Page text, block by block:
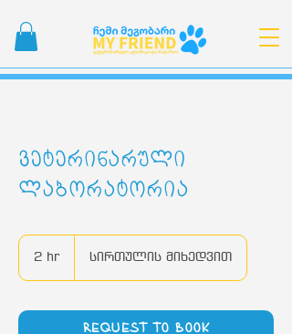
ვეტერინარული
ლაბორატორია
2 hr
მიხედვით
სირთულის მიხედვით
Request to book